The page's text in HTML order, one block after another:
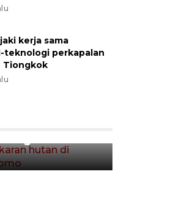
kerja sama
teknologi perkapalan
Tiongkok
hutan